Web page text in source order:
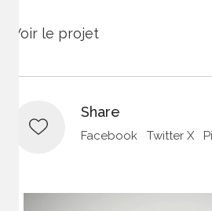
Voir le projet
Share
Facebook Twitter X